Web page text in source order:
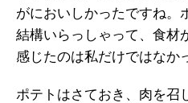
がにおいしかったですね。
結構いらっしゃって、食材
感じたのは私だけではなか
ポテトはさておき、肉を召